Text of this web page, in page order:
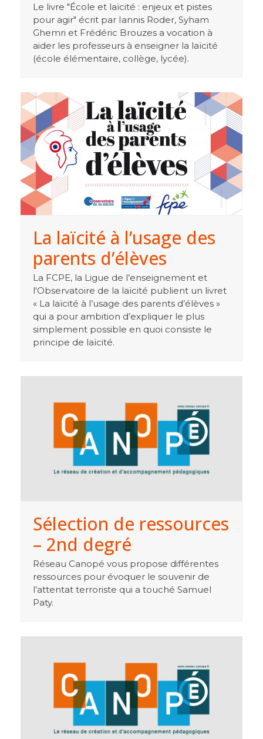
Le livre "École et laïcité : enjeux et pistes
pour agir" écrit par Iannis Roder, Syham
Ghemri et Frédéric Brouzes a vocation à
aider les professeurs à enseigner la laïcité
(école élémentaire, collège, lycée).
La laïcité à l’usage des
parents d’élèves
La FCPE, la Ligue de l’enseignement et
l'Observatoire de la laïcité publient un livret
« La laïcité à l’usage des parents d’élèves »
qui a pour ambition d’expliquer le plus
simplement possible en quoi consiste le
principe de laïcité.
Sélection de ressources
– 2nd degré
Réseau Canopé vous propose différentes
ressources pour évoquer le souvenir de
l’attentat terroriste qui a touché Samuel
Paty.